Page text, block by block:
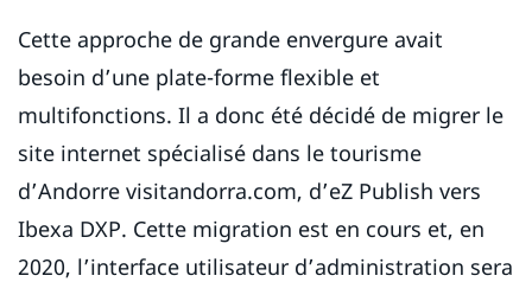
Cette approche de grande envergure avait
besoin d’une plate-forme flexible et
multifonctions. Il a donc été décidé de migrer le
site internet spécialisé dans le tourisme
d’Andorre visitandorra.com, d’eZ Publish vers
Ibexa DXP. Cette migration est en cours et, en
2020, l’interface utilisateur d’administration sera